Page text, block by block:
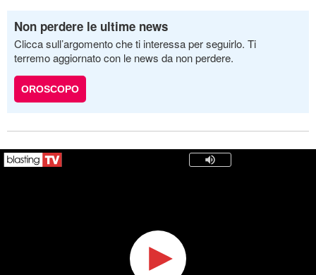
Non perdere le ultime news
Clicca sull’argomento che ti interessa per seguirlo. Ti
terremo aggiornato con le news da non perdere.
OROSCOPO